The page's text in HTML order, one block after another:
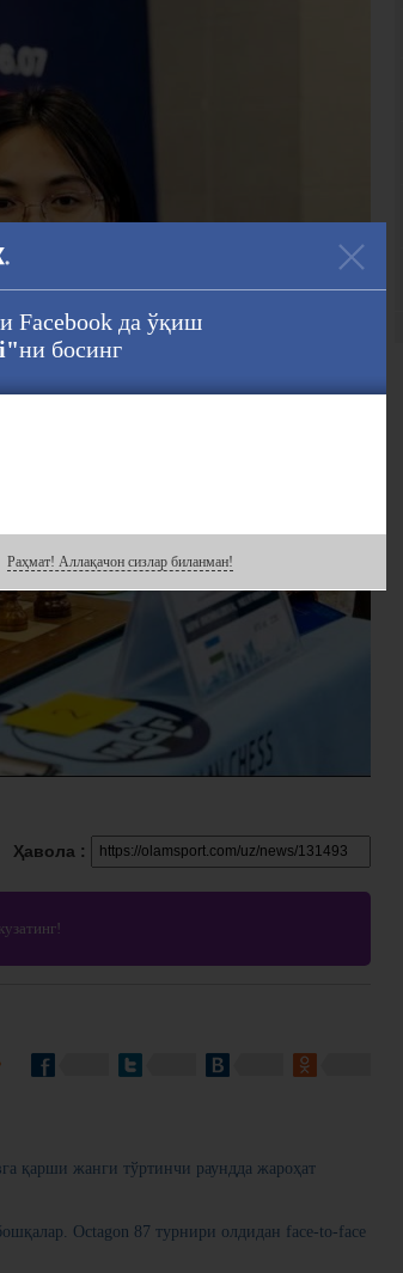
Ҳавола :
қарши жанги тўртинчи раундда жароҳат
Octagon 87 турнири олдидан face-to-face
Facebook да ўқиш
ни босинг
Раҳмат! Аллақачон сизлар биланман!